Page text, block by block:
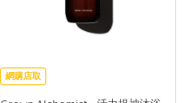
網購店取